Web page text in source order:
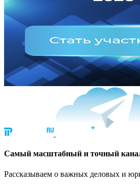
Cамый масштабный и точный
Рассказываем о важных деловых и